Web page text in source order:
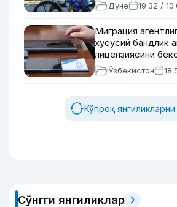
Дунё 19:32 /
Миграция
хусусий бандлик
лицензиясини
Ўзбекистон
Кўпроқ
Сўнгги янгиликлар